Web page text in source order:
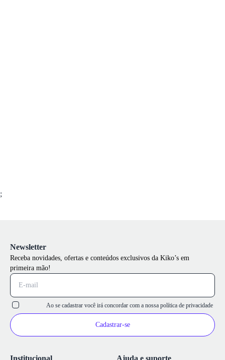
;
Institucional Ajuda e suporte
Newsletter
Receba novidades, ofertas e conteúdos exclusivos da Kiko’s em
primeira mão!
Ao se cadastrar você irá concordar com a nossa política de privacidade
Cadastrar-se